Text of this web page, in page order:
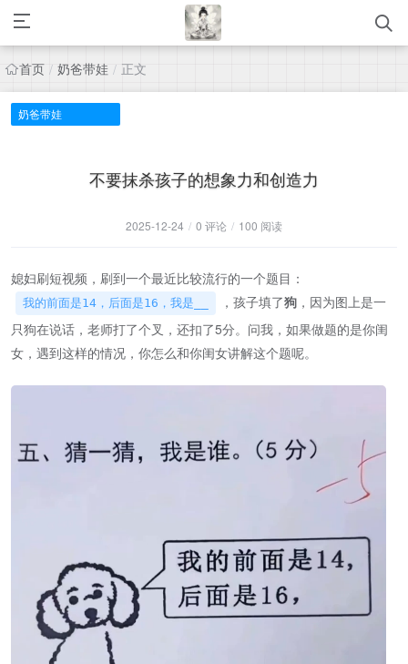
首页 / 奶爸带娃 / 正文
奶爸带娃
不要抹杀孩子的想象力和创造力
2025-12-24 / 0 评论 / 100 阅读
媳妇刷短视频，刷到一个最近比较流行的一个题目：
我的前面是14，后面是16，我是__ ，孩子填了狗 ，因为图上是一
只狗在说话，老师打了个叉，还扣了5分。问我，如果做题的是你闺
女，遇到这样的情况，你怎么和你闺女讲解这个题呢。